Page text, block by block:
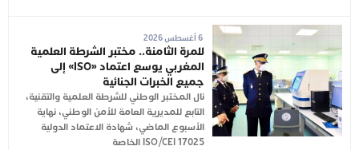
6 أغسطس 2026
للمرة الثامنة.. مختبر الشرطة العلمية
المغربي يوسع اعتماد «ISO» إلى
جميع الخبرات الجنائية
نال المختبر الوطني للشرطة العلمية والتقنية،
التابع للمديرية العامة للأمن الوطني، نهاية
الأسبوع الماضي، شهادة الاعتماد الدولية
ISO/CEI 17025 الخاصة